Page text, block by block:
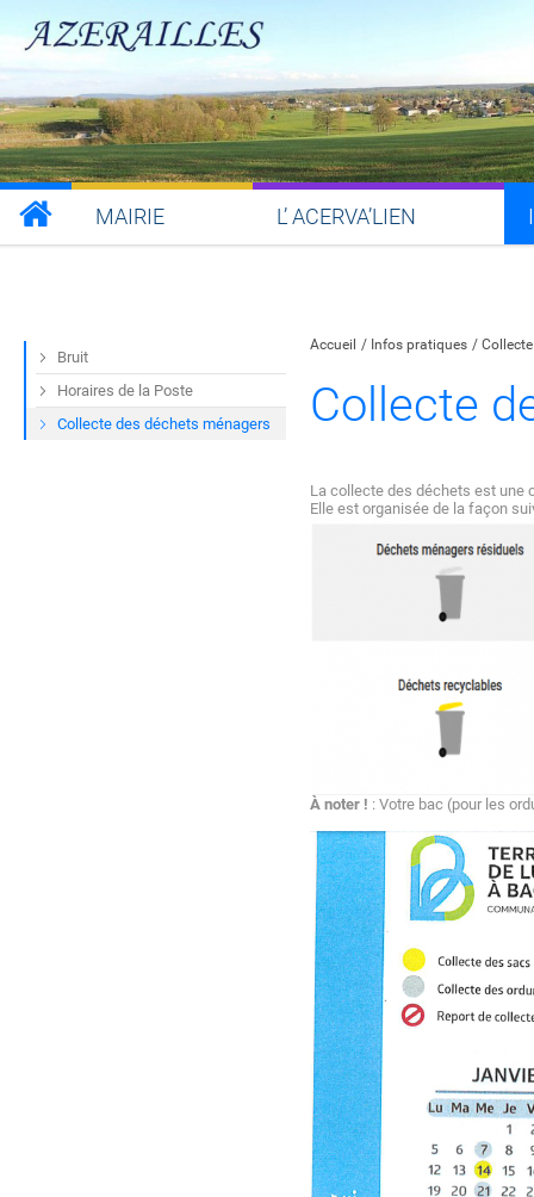
MAIRIE L’ ACERVA’LIEN
Accueil Infos pratiques
Collecte
La collecte des déchets est une
Elle est organisée de la façon
À noter ! : Votre bac (pour les
Bruit
Horaires de la Poste
Collecte des déchets ménagers